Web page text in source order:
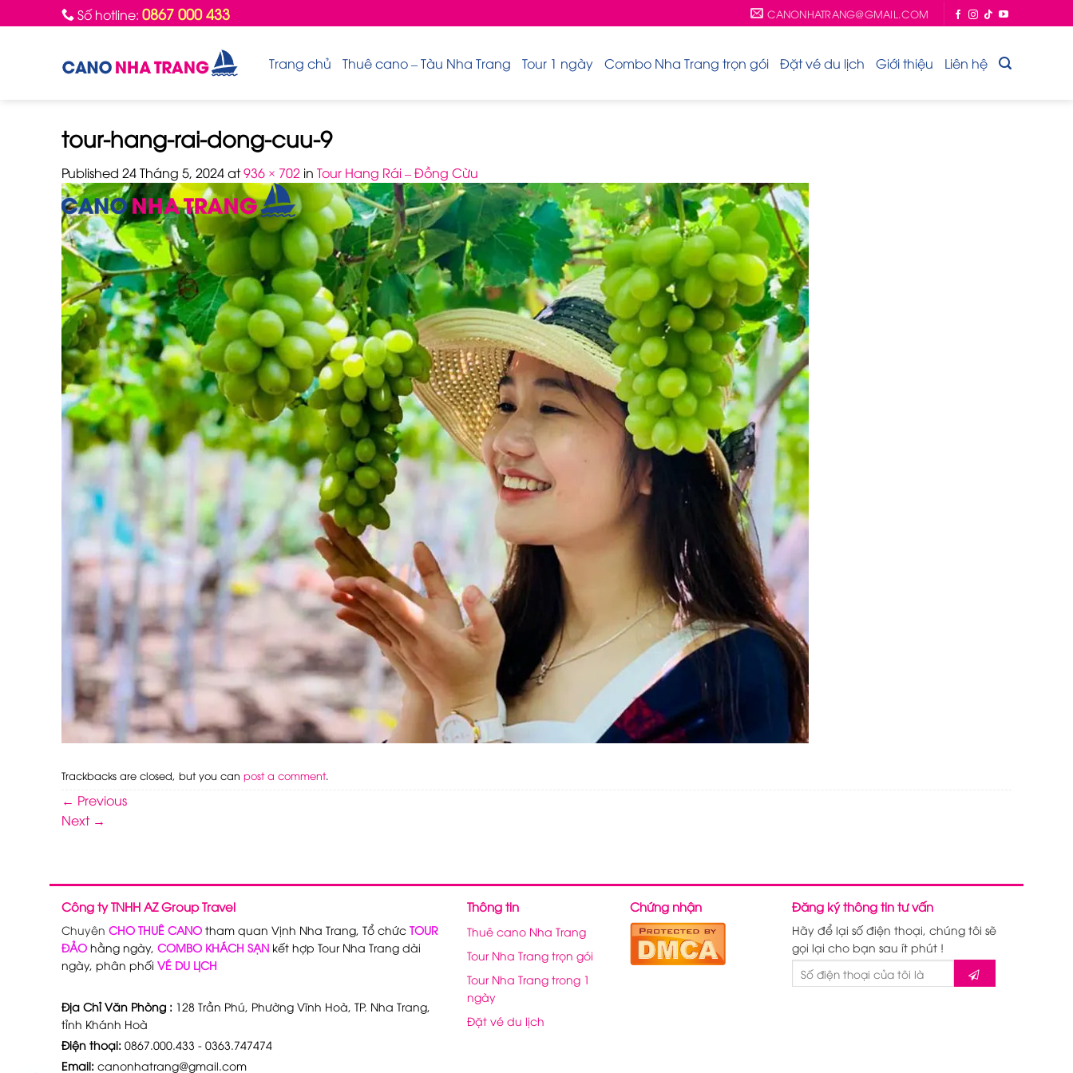
to
Số hotline: 0867 000 433 CANONHATRANG@GMAIL.COM
Trang chủ Thuê cano – Tàu Nha Trang Tour 1 ngày Combo Nha Trang trọn gói Đặt vé du lịch Giới thiệu Liên hệ
tour-hang-rai-dong-cuu-9
Published 24 Tháng 5, 2024at936 × 702 in Tour Hang Rái – Đồng Cừu
Trackbacks are closed, but you can post a comment.
← Previous
Next →
Công ty TNHH AZ Group Travel
Chuyên CHO THUÊ CANO tham quan Vịnh Nha Trang, Tổ chức TOUR
ĐẢO hằng ngày, COMBO KHÁCH SẠN kết hợp Tour Nha Trang dài
ngày, phân phối VÉ DU LỊCH
Địa Chỉ Văn Phòng : 128 Trần Phú, Phường Vĩnh Hoà, TP. Nha Trang,
tỉnh Khánh Hoà
Điện thoại: 0867.000.433 - 0363.747474
Email: canonhatrang@gmail.com
Thông tin
Thuê cano Nha Trang
Tour Nha Trang trọn gói
Tour Nha Trang trong 1
ngày
Đặt vé du lịch
Chứng nhận Đăng ký thông tin tư vấn
Hãy để lại số điện thoại, chúng tôi sẽ
gọi lại cho bạn sau ít phút !